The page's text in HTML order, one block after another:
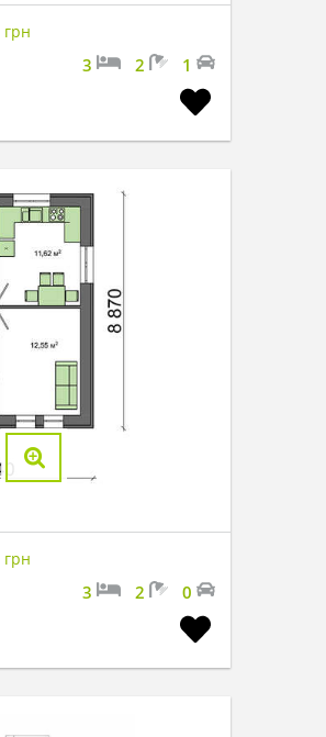
грн
3 2 1
грн
3 2 0